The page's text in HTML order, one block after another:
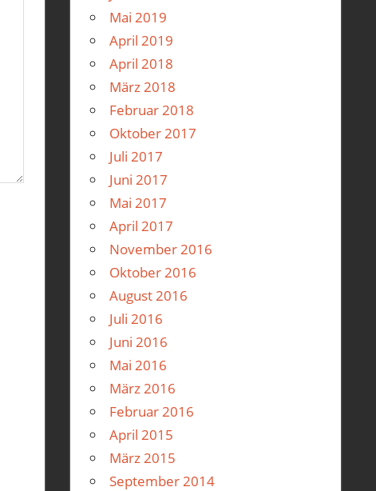
Mai 2019
April 2019
April 2018
März 2018
Februar 2018
Oktober 2017
Juli 2017
Juni 2017
Mai 2017
April 2017
November 2016
Oktober 2016
August 2016
Juli 2016
Juni 2016
Mai 2016
März 2016
Februar 2016
April 2015
März 2015
September 2014